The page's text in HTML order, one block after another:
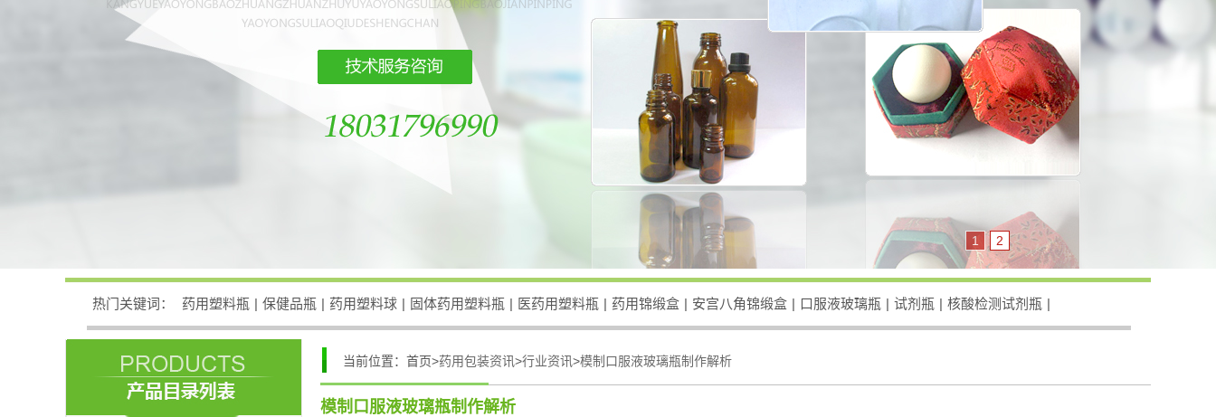
1 2
热门关键词： 药用塑料瓶 | 保健品瓶 | 药用塑料球 | 固体药用塑料瓶 | 医药用塑料瓶 | 药用锦缎盒 | 安宫八角锦缎盒 | 口服液玻璃瓶 | 试剂瓶 | 核酸检测试剂瓶 |
当前位置： 首页>药用包装资讯>行业资讯>模制口服液玻璃瓶制作解析
模制口服液玻璃瓶制作解析